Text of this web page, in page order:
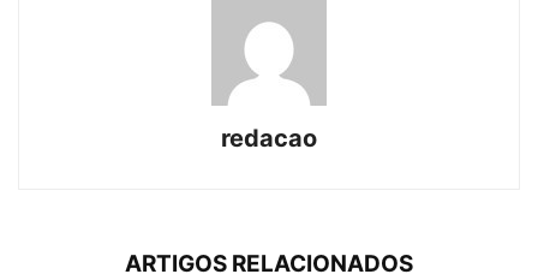
redacao
ARTIGOS RELACIONADOS